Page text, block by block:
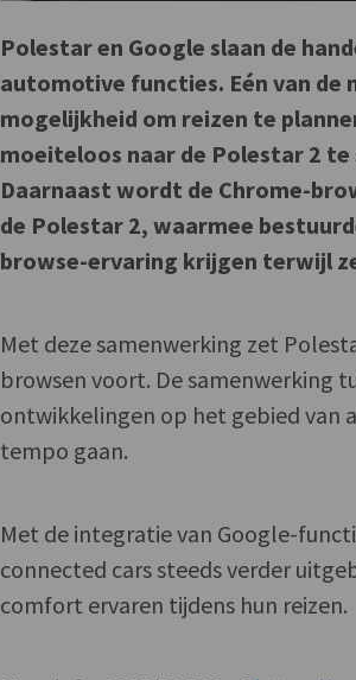
Polestar en Google slaan de
automotive functies. Eén van
mogelijkheid om reizen te
moeiteloos naar de Polestar 2
Daarnaast wordt de Chrome-
de Polestar 2, waarmee
browse-ervaring krijgen terwijl
Met deze samenwerking zet
browsen voort. De samenwerking
ontwikkelingen op het gebied van
tempo gaan.
Met de integratie van Google-
connected cars steeds verder
comfort ervaren tijdens hun reizen.